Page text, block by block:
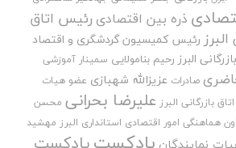
ذره بین اقتصادی رئیس اتاق
البرز رئیس کمیسیون گردشگری و اقتصاد
البرز رحیم بنامولایی سمینار آموزشی
صادرات عزیزالله شهبازی عضو هیات
بازرگانی البرز علیرضا بحرانی محسن
هماهنگی امور اقتصادی استانداری البرز مهشید